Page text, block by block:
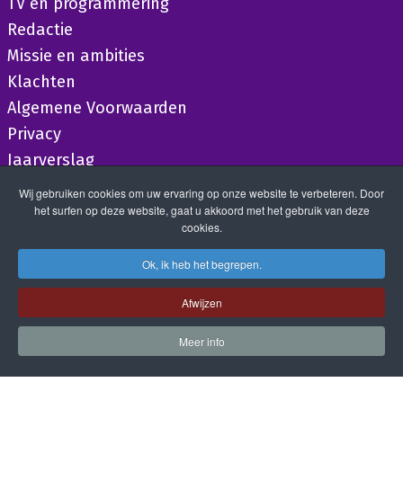
TV en programmering
Redactie
Missie en ambities
Klachten
Algemene Voorwaarden
Privacy
Jaarverslag
Wij gebruiken cookies om uw ervaring op onze website te verbeteren. Door
het surfen op deze website, gaat u akkoord met het gebruik van deze
cookies.
Ok, ik heb het begrepen.
Afwijzen
Meer info